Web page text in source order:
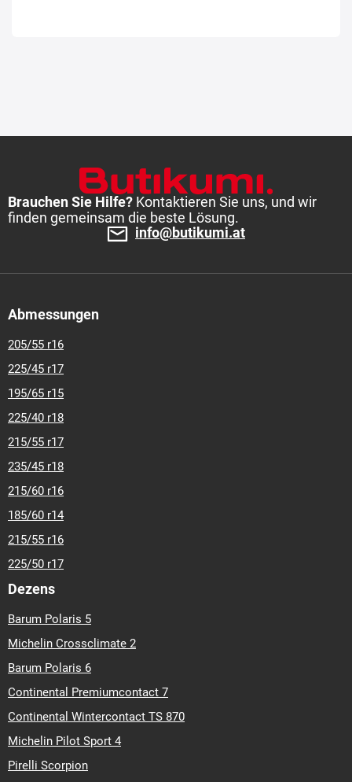
Brauchen Sie Hilfe? Kontaktieren Sie uns, und wir
finden gemeinsam die beste Lösung.
info@butikumi.at
Abmessungen
205/55 r16
225/45 r17
195/65 r15
225/40 r18
215/55 r17
235/45 r18
215/60 r16
185/60 r14
215/55 r16
225/50 r17
Dezens
Barum Polaris 5
Michelin Crossclimate 2
Barum Polaris 6
Continental Premiumcontact 7
Continental Wintercontact TS 870
Michelin Pilot Sport 4
Pirelli Scorpion